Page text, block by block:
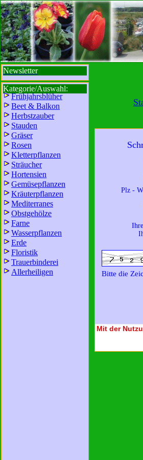
sbisbbib
Newsletter
Kategorie/Auswahl:
Frühjahrsblüher
Beet & Balkon
Herbstzauber
Stauden
Gräser
Rosen
Kletterpflanzen
Sträucher
Hortensien
Gemüsepflanzen
Kräuterpflanzen
Mediterranes
Obstgehölze
Farne
Wasserpflanzen
Erde
Floristik
Trauerbinderei
Allerheiligen
Wir
und
Ihren
Plz -
Bitte die
Mit der